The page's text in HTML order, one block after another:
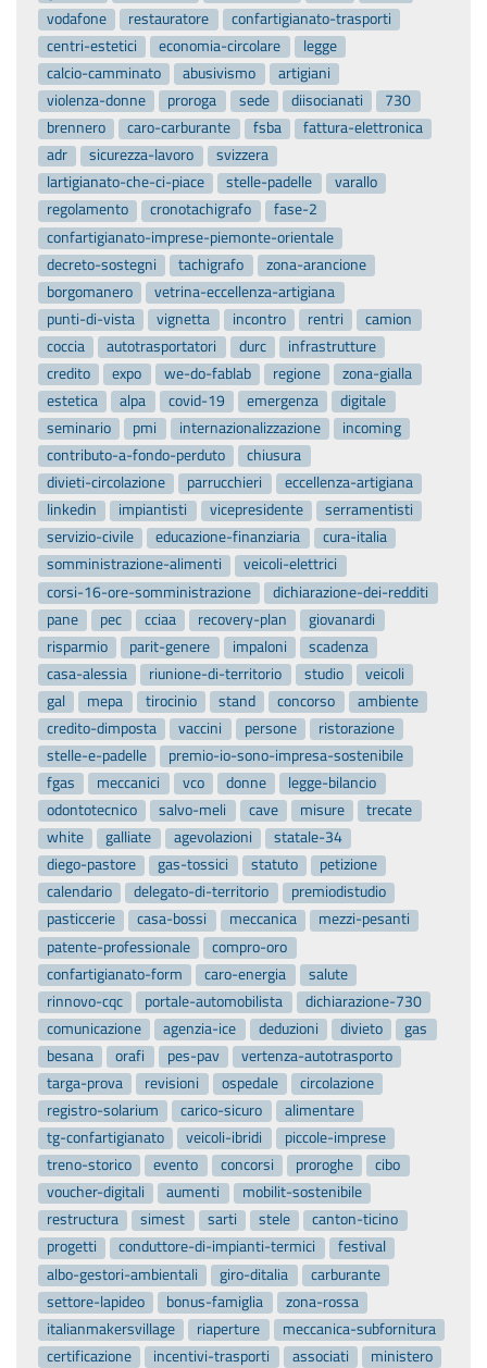
vodafone
restauratore
confartigianato-trasporti
centri-estetici
economia-circolare
legge
calcio-camminato
abusivismo
artigiani
violenza-donne
proroga sede diisocianati
730
brennero
caro-carburante fsba
fattura-elettronica
adr
sicurezza-lavoro
svizzera
lartigianato-che-ci-piace
stelle-padelle
varallo
regolamento
cronotachigrafo
fase-2
confartigianato-imprese-piemonte-orientale
decreto-sostegni
tachigrafo
zona-arancione
borgomanero
vetrina-eccellenza-artigiana
punti-di-vista
vignetta incontro rentri
camion
coccia
autotrasportatori durc
infrastrutture
credito
expo we-do-fablab regione
zona-gialla
estetica
alpa covid-19 emergenza
digitale
seminario
pmi internazionalizzazione
incoming
contributo-a-fondo-perduto
chiusura
divieti-circolazione
parrucchieri
eccellenza-artigiana
linkedin
impiantisti vicepresidente
serramentisti
servizio-civile
educazione-finanziaria
cura-italia
somministrazione-alimenti
veicoli-elettrici
corsi-16-ore-somministrazione
dichiarazione-dei-redditi
pane
pec cciaa recovery-plan
giovanardi
risparmio
parit-genere impaloni
scadenza
casa-alessia
riunione-di-territorio studio
veicoli
gal
mepa tirocinio stand concorso
ambiente
credito-dimposta
vaccini persone
ristorazione
stelle-e-padelle
premio-io-sono-impresa-sostenibile
fgas
meccanici vco donne
legge-bilancio
odontotecnico
salvo-meli cave misure
trecate
white
galliate agevolazioni
statale-34
diego-pastore
gas-tossici statuto
petizione
calendario
delegato-di-territorio
premiodistudio
pasticcerie
casa-bossi meccanica
mezzi-pesanti
patente-professionale
compro-oro
confartigianato-form
caro-energia
salute
rinnovo-cqc
portale-automobilista
dichiarazione-730
comunicazione
agenzia-ice deduzioni divieto
gas
besana
orafi pes-pav
vertenza-autotrasporto
targa-prova
revisioni ospedale
circolazione
registro-solarium
carico-sicuro
alimentare
tg-confartigianato
veicoli-ibridi
piccole-imprese
treno-storico
evento concorsi proroghe
cibo
voucher-digitali
aumenti
mobilit-sostenibile
restructura
simest sarti stele
canton-ticino
progetti
conduttore-di-impianti-termici
festival
albo-gestori-ambientali
giro-ditalia
carburante
settore-lapideo
bonus-famiglia
zona-rossa
italianmakersvillage
riaperture
meccanica-subfornitura
certificazione
incentivi-trasporti associati
ministero